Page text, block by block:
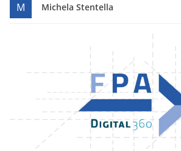
M Michela Stentella